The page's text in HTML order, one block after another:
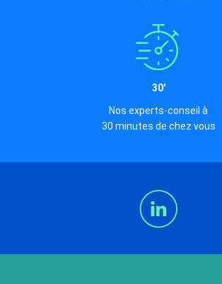
30'
Nos experts-conseil à
30 minutes de chez vous